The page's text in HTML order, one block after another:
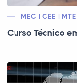
MEC | CEE | MTE
Curso Técnico